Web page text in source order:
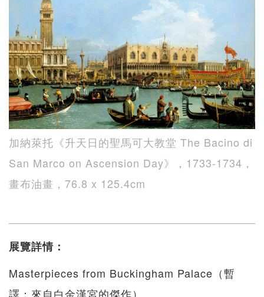
加納萊托《升天日的聖馬可大教堂 The Bacino di
San Marco on Ascension Day》，1733-1734，
畫布油畫，76.8 x 125.4cm
展覽詳情：
Masterpieces from Buckingham Palace（暫
譯：來自白金漢宮的傑作）